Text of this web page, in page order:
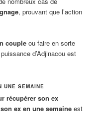
, prouvant que l’action
couple ou faire en sorte
d’Adjinacou est
UNE SEMAINE
récupérer son ex
ex en une semaine est